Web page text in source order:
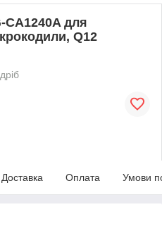
CA1240A для
Q12
Доставка Оплата Умови